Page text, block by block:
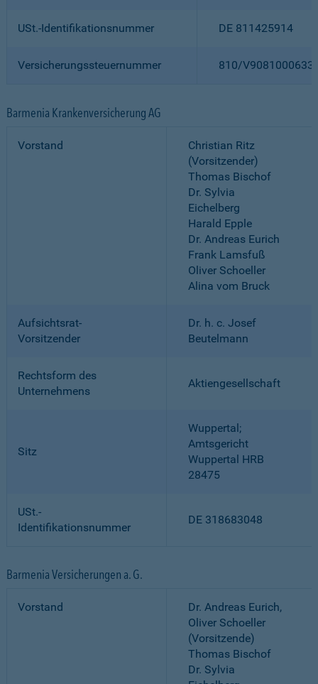
USt.-Identifikationsnummer DE 811425914
Versicherungssteuernummer 810/
Barmenia Krankenversicherung AG
Vorstand
Christian Ritz
(Vorsitzender)
Thomas Bischof
Dr. Sylvia
Eichelberg
Harald Epple
Dr. Andreas Eurich
Frank Lamsfuß
Oliver Schoeller
Alina vom Bruck
Aufsichtsrat-
Vorsitzender
Dr. h. c. Josef
Beutelmann
Rechtsform des
Unternehmens
Aktiengesellschaft
Sitz
Wuppertal;
Amtsgericht
Wuppertal HRB
28475
USt.-
Identifikationsnummer
DE 318683048
Barmenia Versicherungen a. G.
Vorstand
Dr. Andreas Eurich,
Oliver Schoeller
(Vorsitzende)
Thomas Bischof
Dr. Sylvia